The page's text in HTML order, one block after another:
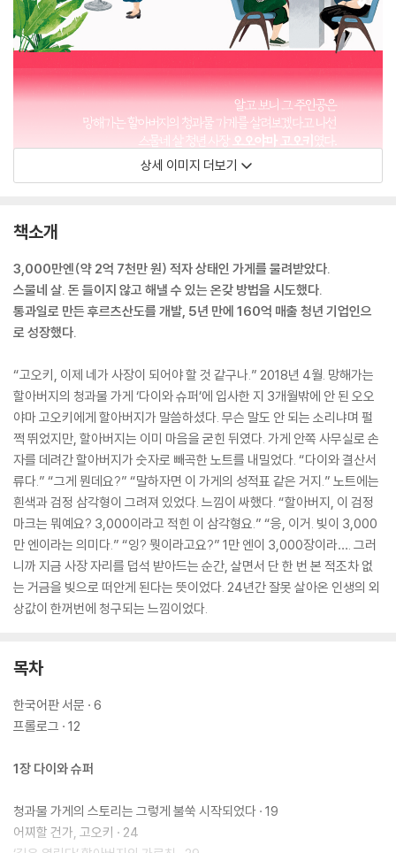
상세 이미지 더보기
책소개
3,000만엔(약 2억 7천만 원) 적자 상태인 가게를 물려받았다.
스물네 살. 돈 들이지 않고 해낼 수 있는 온갖 방법을 시도했다.
통과일로 만든 후르츠산도를 개발, 5년 만에 160억 매출 청년 기업인으
로 성장했다.
“고오키, 이제 네가 사장이 되어야 할 것 같구나.” 2018년 4월. 망해가는
할아버지의 청과물 가게 ‘다이와 슈퍼’에 입사한 지 3개월밖에 안 된 오오
야마 고오키에게 할아버지가 말씀하셨다. 무슨 말도 안 되는 소리냐며 펄
쩍 뛰었지만, 할아버지는 이미 마음을 굳힌 뒤였다. 가게 안쪽 사무실로 손
자를 데려간 할아버지가 숫자로 빼곡한 노트를 내밀었다. “다이와 결산서
류다.” “그게 뭔데요?” “말하자면 이 가게의 성적표 같은 거지.” 노트에는
흰색과 검정 삼각형이 그려져 있었다. 느낌이 싸했다. “할아버지, 이 검정
마크는 뭐예요? 3,000이라고 적힌 이 삼각형요.” “응, 이거. 빚이 3,000
만 엔이라는 의미다.” “잉? 뭣이라고요?” 1만 엔이 3,000장이라…. 그러
니까 지금 사장 자리를 덥석 받아드는 순간, 살면서 단 한 번 본 적조차 없
는 거금을 빚으로 떠안게 된다는 뜻이었다. 24년간 잘못 살아온 인생의 외
상값이 한꺼번에 청구되는 느낌이었다.
목차
한국어판 서문 · 6
프롤로그 · 12
1장 다이와 슈퍼
청과물 가게의 스토리는 그렇게 불쑥 시작되었다 · 19
어찌할 건가, 고오키 · 24